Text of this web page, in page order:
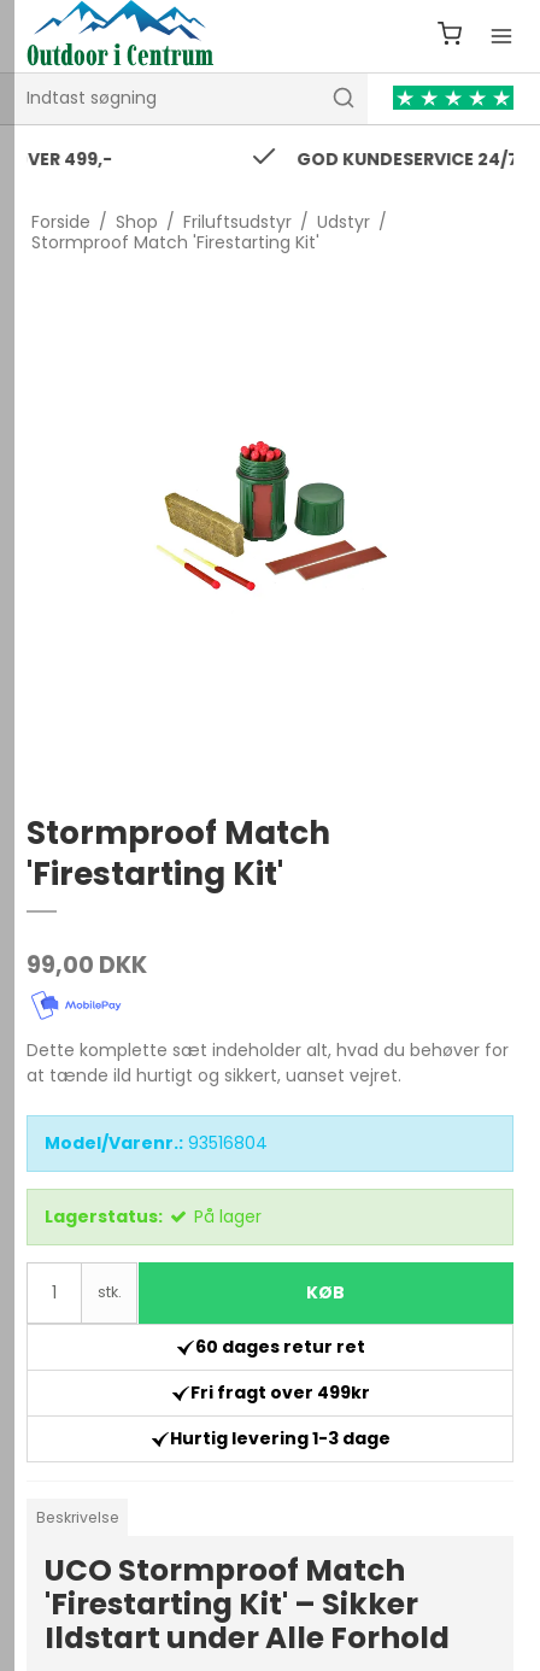
GOD KUNDESERVICE 24/7
Forside / Shop / Friluftsudstyr / Udstyr /
Stormproof Match 'Firestarting Kit'
Stormproof Match
'Firestarting Kit'
99,00 DKK
Dette komplette sæt indeholder alt, hvad du behøver for
at tænde ild hurtigt og sikkert, uanset vejret.
Model/Varenr.: 93516804
Lagerstatus: På lager
stk. KØB
60 dages retur ret
Fri fragt over 499kr
Hurtig levering 1-3 dage
Beskrivelse
UCO Stormproof Match
'Firestarting Kit' – Sikker
Ildstart under Alle Forhold